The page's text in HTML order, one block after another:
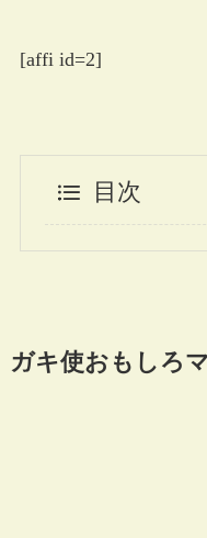
[affi id=2]
目次
ガキ使おもしろ